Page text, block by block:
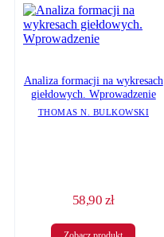
Analiza formacji na wykresach
giełdowych. Wprowadzenie
THOMAS N. BULKOWSKI
58,90 zł